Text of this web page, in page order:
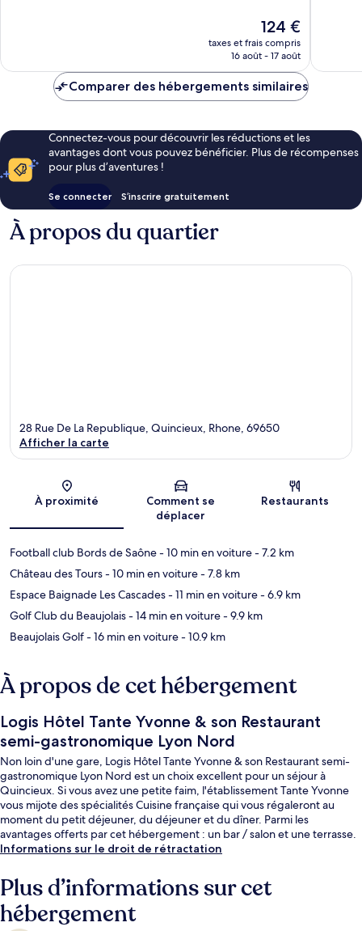
Le
nouveau
prix
de
124 €
taxes et frais compris
16 août - 17 août
Comparer des hébergements similaires
Connectez-vous pour découvrir les réductions et les
avantages dont vous pouvez bénéficier. Plus de récompenses
pour plus d’aventures !
Se connecter S’inscrire gratuitement
À propos du quartier
Carte
28 Rue De La Republique, Quincieux, Rhone, 69650
Afficher la carte
À proximité
Comment se
déplacer
Restaurants
Football club Bords de Saône- 10 min en voiture- 7.2 km
Château des Tours- 10 min en voiture- 7.8 km
Espace Baignade Les Cascades- 11 min en voiture- 6.9 km
Golf Club du Beaujolais- 14 min en voiture- 9.9 km
Beaujolais Golf- 16 min en voiture- 10.9 km
À propos de cet hébergement
Logis Hôtel Tante Yvonne & son Restaurant
semi-gastronomique Lyon Nord
Non loin d'une gare, Logis Hôtel Tante Yvonne & son Restaurant semi-
gastronomique Lyon Nord est un choix excellent pour un séjour à
Quincieux. Si vous avez une petite faim, l'établissement Tante Yvonne
vous mijote des spécialités Cuisine française qui vous régaleront au
moment du petit déjeuner, du déjeuner et du dîner. Parmi les
avantages offerts par cet hébergement : un bar / salon et une terrasse.
Informations sur le droit de rétractation
Plus d’informations sur cet
hébergement